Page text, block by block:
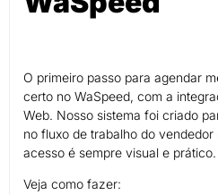
O primeiro passo para agendar
certo no WaSpeed, com a
Web. Nosso sistema foi criado
no fluxo de trabalho do
acesso é sempre visual e prático.
Veja como fazer: